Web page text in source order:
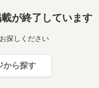
が終了しています
探しください
から探す